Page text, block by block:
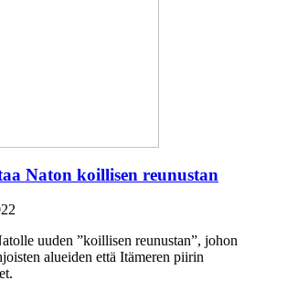
Naton koillisen reunustan
uuden ”koillisen reunustan”, johon
alueiden että Itämeren piirin